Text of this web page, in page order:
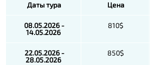
Даты тура Цена
08.05.2026 -
14.05.2026
810$
22.05.2026 -
28.05.2026
850$